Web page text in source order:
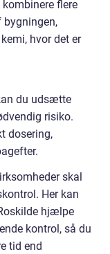
flere
bygningen,
hvor det er
du udsætte
risiko.
dosering,
skal
Her kan
hjælpe
kontrol, så du
tid end